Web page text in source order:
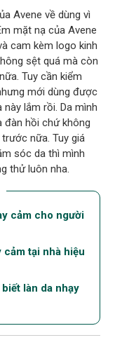
Avene về dùng vì
mặt nạ của Avene
cam kèm logo kinh
sệt quá mà còn
Tuy cần kiểm
mới dùng được
lắm rồi. Da mình
đàn hồi chứ không
nữa. Tuy giá
sóc da thì mình
thử luôn nha.
cảm cho người
tại nhà hiệu
làn da nhạy